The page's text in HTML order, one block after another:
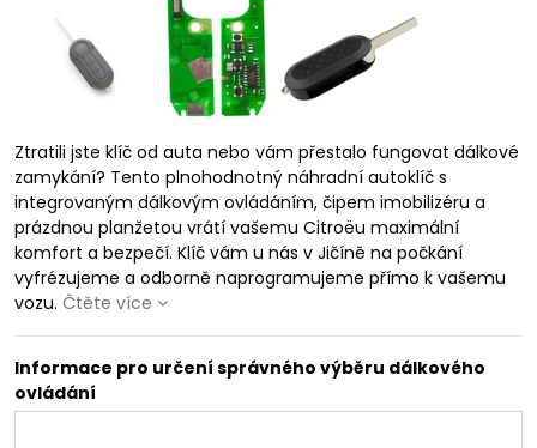
Ztratili jste klíč od auta nebo vám přestalo fungovat dálkové
zamykání? Tento plnohodnotný náhradní autoklíč s
integrovaným dálkovým ovládáním, čipem imobilizéru a
prázdnou planžetou vrátí vašemu Citroëu maximální
komfort a bezpečí. Klíč vám u nás v Jičíně na počkání
vyfrézujeme a odborně naprogramujeme přímo k vašemu
vozu. Čtěte více
Informace pro určení správného výběru dálkového
ovládání